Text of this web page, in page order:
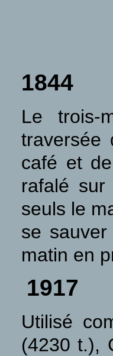
1844
Le trois-
traversée
café et
rafalé
seuls le
se
matin en
1917
Utilisé
(4230 t.),